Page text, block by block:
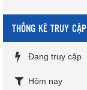
THỐNG KÊ TRUY CẬP
Đang truy cập
Hôm nay